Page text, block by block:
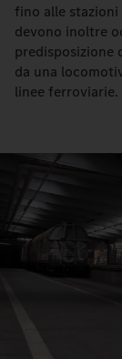
fino alle
devono inoltre
predisposizione
da una
linee ferroviarie.